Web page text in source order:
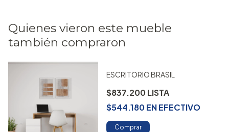
Quienes vieron este mueble
también compraron
ESCRITORIO BRASIL
$837.200
$544.180ENEFECTIVO
Comprar